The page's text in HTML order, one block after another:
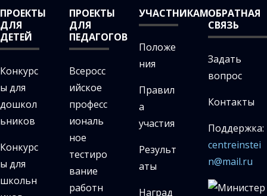
ПРОЕКТЫ
ДЛЯ
ДЕТЕЙ
Конкурс
ы для
дошкол
ьников
Конкурс
ы для
школьн
ПРОЕКТЫ
ДЛЯ
ПЕДАГОГОВ
Всеросс
ийское
професс
иональ
ное
тестиро
вание
работн
УЧАСТНИКАМ
Положе
ния
Правил
а
участия
Результ
аты
Наград
ОБРАТНАЯ
СВЯЗЬ
Задать
вопрос
Контакты
Поддержка:
centreinstei
n@mail.ru